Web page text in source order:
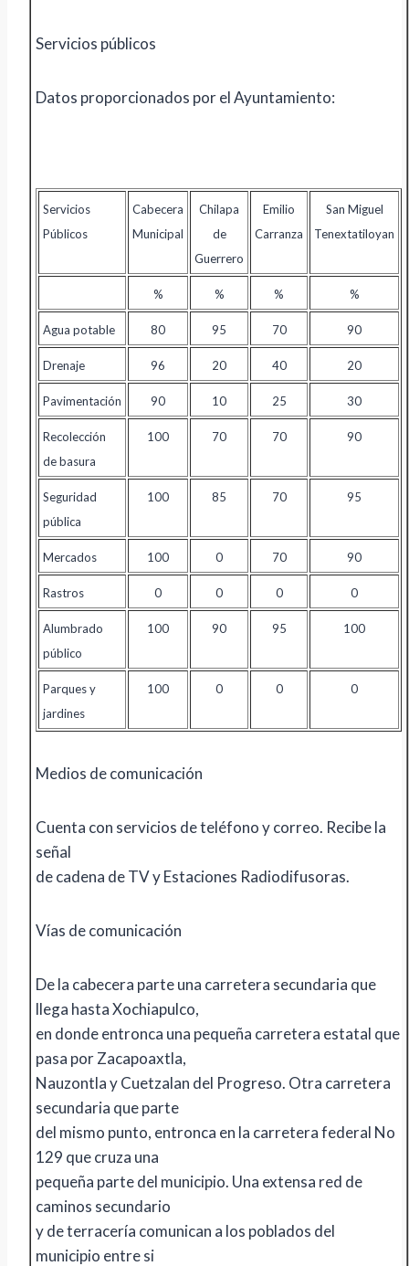
Servicios públicos
Datos proporcionados por el Ayuntamiento:
Servicios
Públicos
Cabecera
Municipal
Chilapa
de
Guerrero
Emilio
Carranza
San Miguel
Tenextatiloyan
% % % %
Agua potable 80 95 70 90
Drenaje 96 20 40 20
Pavimentación 90 10 25 30
Recolección
de basura
100 70 70 90
Seguridad
pública
100 85 70 95
Mercados 100 0 70 90
Rastros 0 0 0 0
Alumbrado
público
100 90 95 100
Parques y
jardines
100 0 0 0
Medios de comunicación
Cuenta con servicios de teléfono y correo. Recibe la
señal
de cadena de TV y Estaciones Radiodifusoras.
Vías de comunicación
De la cabecera parte una carretera secundaria que
llega hasta Xochiapulco,
en donde entronca una pequeña carretera estatal que
pasa por Zacapoaxtla,
Nauzontla y Cuetzalan del Progreso. Otra carretera
secundaria que parte
del mismo punto, entronca en la carretera federal No
129 que cruza una
pequeña parte del municipio. Una extensa red de
caminos secundario
y de terracería comunican a los poblados del
municipio entre si